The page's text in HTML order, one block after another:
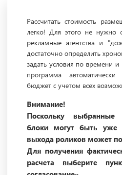
Рассчитать стоимость
легко! Для этого не нужно
рекламные агентства и
достаточно определить
задать условия по времени и
программа автоматически
бюджет с учетом всех
Внимание!
Поскольку
блоки могут быть уже
выхода роликов может
Для получения
расчета выберите